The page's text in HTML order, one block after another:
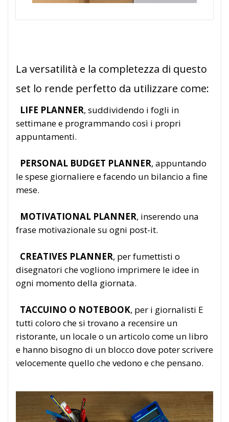
La versatilità e la completezza di questo
set lo rende perfetto da utilizzare come:
LIFE PLANNER, suddividendo i fogli in
settimane e programmando così i propri
appuntamenti.
PERSONAL BUDGET PLANNER, appuntando
le spese giornaliere e facendo un bilancio a fine
mese.
MOTIVATIONAL PLANNER, inserendo una
frase motivazionale su ogni post-it.
CREATIVES PLANNER, per fumettisti o
disegnatori che vogliono imprimere le idee in
ogni momento della giornata.
TACCUINO O NOTEBOOK, per i giornalisti E
tutti coloro che si trovano a recensire un
ristorante, un locale o un articolo come un libro
e hanno bisogno di un blocco dove poter scrivere
velocemente quello che vedono e che pensano.